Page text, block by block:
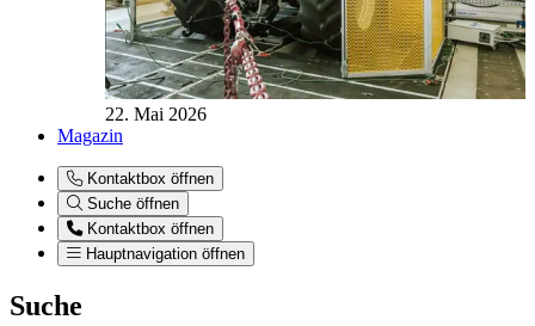
22. Mai 2026
Magazin
Kontaktbox öffnen
Suche öffnen
Kontaktbox öffnen
Hauptnavigation öffnen
Suche